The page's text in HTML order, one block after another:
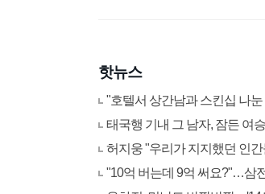
핫뉴스
"호텔서 상간남과 스킨십 나
태국행 기내 그 남자, 잠든 여
허지웅 "우리가 지지했던 인
"10억 버는데 9억 써요?"…삼